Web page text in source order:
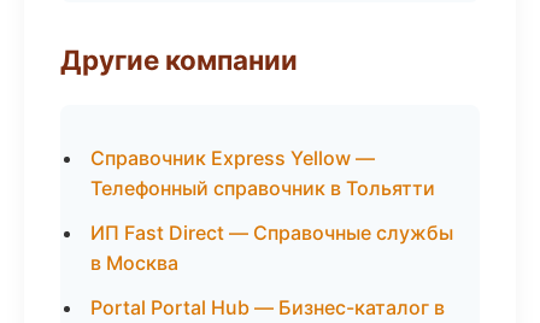
Другие компании
Справочник Express Yellow —
Телефонный справочник в Тольятти
ИП Fast Direct — Справочные службы
в Москва
Portal Portal Hub — Бизнес-каталог в